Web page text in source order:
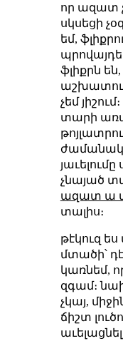
որ ազատ
սկսեցի
եմ,
ֆլիքրն
չեմ
տարի
չնայած
ազատ ա
տալիս։
թէկուզ ես
մտածի՝
կառնեմ,
զգամ։
չկայ,
ճիշտ